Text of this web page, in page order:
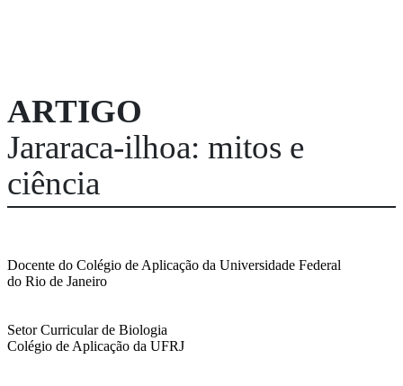
ARTIGO
Jararaca-ilhoa: mitos e
ciência
Docente do Colégio de Aplicação da Universidade Federal
do Rio de Janeiro
Setor Curricular de Biologia
Colégio de Aplicação da UFRJ